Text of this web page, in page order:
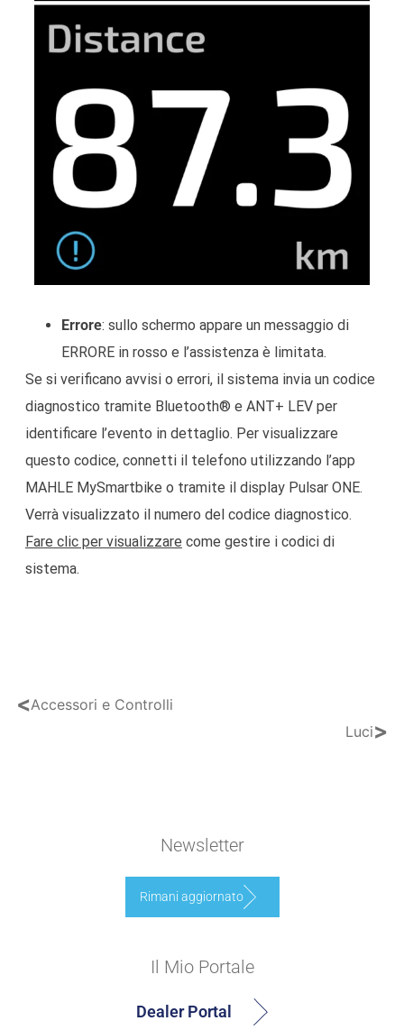
Errore: sullo schermo appare un messaggio di
ERRORE in rosso e l’assistenza è limitata.
Se si verificano avvisi o errori, il sistema invia un codice
diagnostico tramite Bluetooth® e ANT+ LEV per
identificare l’evento in dettaglio. Per visualizzare
questo codice, connetti il telefono utilizzando l’app
MAHLE MySmartbike o tramite il display Pulsar ONE.
Verrà visualizzato il numero del codice diagnostico.
Fare clic per visualizzare come gestire i codici di
sistema.
<Accessori e Controlli
Luci>
Newsletter
Rimani aggiornato
Il Mio Portale
Dealer Portal